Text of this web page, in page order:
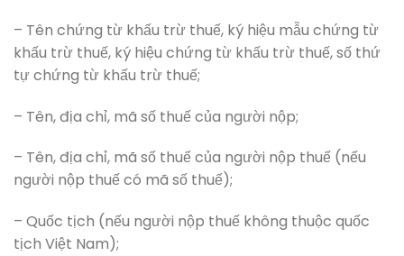
– Tên chứng từ khấu trừ thuế, ký hiệu mẫu chứng từ
khấu trừ thuế, ký hiệu chứng từ khấu trừ thuế, số thứ
tự chứng từ khấu trừ thuế;
– Tên, địa chỉ, mã số thuế của người nộp;
– Tên, địa chỉ, mã số thuế của người nộp thuế (nếu
người nộp thuế có mã số thuế);
– Quốc tịch (nếu người nộp thuế không thuộc quốc
tịch Việt Nam);